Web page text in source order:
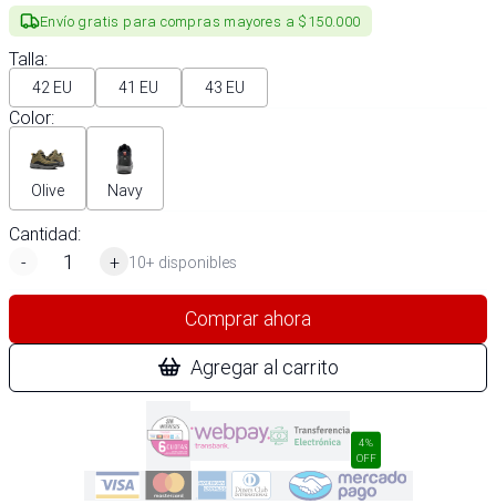
Envío gratis para compras mayores a $150.000
Talla:
42 EU 41 EU 43 EU
Color:
Olive Navy
Cantidad:
-
+ 10+ disponibles
Comprar ahora
Agregar al carrito
4%
OFF